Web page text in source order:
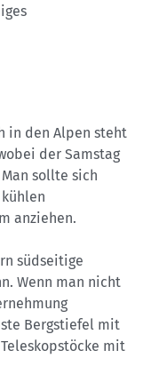
in den Alpen steht
der Samstag
sollte sich
anziehen.
südseitige
Wenn man nicht
Bergstiefel mit
mit